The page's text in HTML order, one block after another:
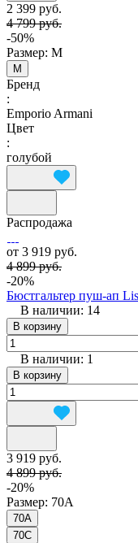
2 399 руб.
4 799 руб.
-50%
Размер: M
M
Бренд
:
Emporio Armani
Цвет
:
голубой
Распродажа
от 3 919 руб.
4 899 руб.
-20%
Бюстгальтер пуш-ап
В наличии: 14
В корзину
В наличии: 1
В корзину
3 919 руб.
4 899 руб.
-20%
Размер: 70A
70A
70C